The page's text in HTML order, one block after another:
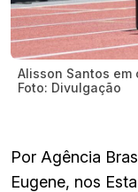
Alisson Santos em
Foto: Divulgação
Por Agência
Eugene, nos